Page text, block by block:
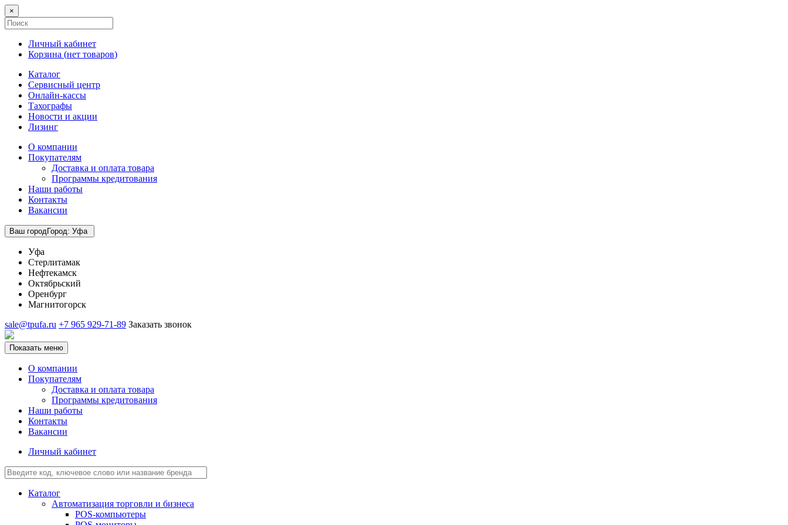
×
Личный кабинет
Корзина (нет товаров)
Каталог
Сервисный центр
Онлайн-кассы
Тахографы
Новости и акции
Лизинг
О компании
Покупателям
Доставка и оплата товара
Программы кредитования
Наши работы
Контакты
Вакансии
Ваш городГород: Уфа
Уфа
Стерлитамак
Нефтекамск
Октябрьский
Оренбург
Магнитогорск
sale@tpufa.ru +7 965 929-71-89 Заказать звонок
Показать меню
О компании
Покупателям
Доставка и оплата товара
Программы кредитования
Наши работы
Контакты
Вакансии
Личный кабинет
Каталог
Автоматизация торговли и бизнеса
POS-компьютеры